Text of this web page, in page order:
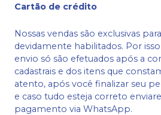
Cartão de crédito
Nossas vendas são exclusivas
devidamente habilitados. Por
envio só são efetuados após a
cadastrais e dos itens que
atento, após você finalizar seu
e caso tudo esteja correto
pagamento via WhatsApp.